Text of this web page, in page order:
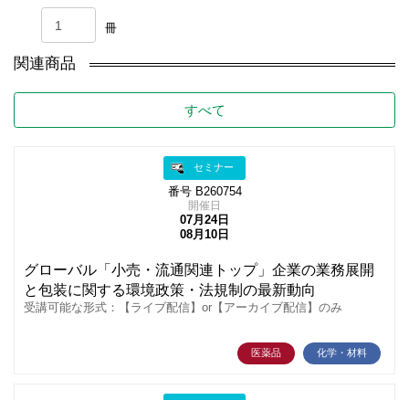
冊
関連商品
すべて
セミナー
番号 B260754
開催日
07月24日
08月10日
グローバル「小売・流通関連トップ」企業の業務展開
と包装に関する環境政策・法規制の最新動向
受講可能な形式：【ライブ配信】or【アーカイブ配信】のみ
医薬品 化学・材料